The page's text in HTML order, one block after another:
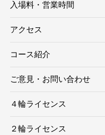
入場料・営業時間
アクセス
コース紹介
ご意見・お問い合わせ
４輪ライセンス
２輪ライセンス